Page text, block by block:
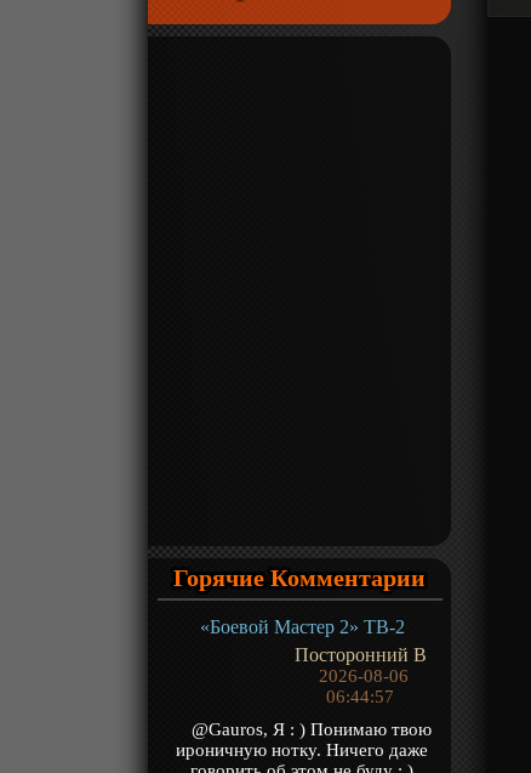
Горячие Комментарии
«Боевой Мастер 2» ТВ-2
Посторонний В
2026-08-06
06:44:57
@Gauros, Я : ) Понимаю твою
ироничную нотку. Ничего даже